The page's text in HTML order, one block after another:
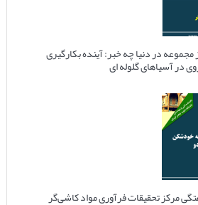
مجموعه در دنیا چه خبر: آینده بکارگیری
در آسیاهای گلوله ای
مرکز تحقیقات فرآوری مواد کاشی‌گر